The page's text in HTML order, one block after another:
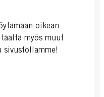
oikean
täältä myös muut
sivustollamme!